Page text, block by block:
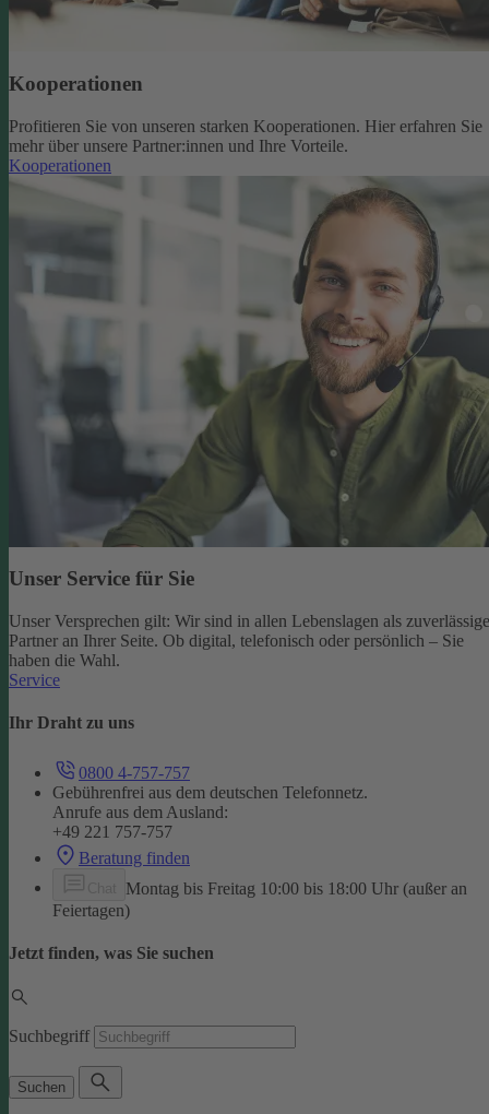
Kooperationen
Profitieren Sie von unseren starken Kooperationen. Hier erfahren Sie
mehr über unsere Partner:innen und Ihre Vorteile.
Kooperationen
Unser Service für Sie
Unser Versprechen gilt: Wir sind in allen Lebenslagen als
Partner an Ihrer Seite. Ob digital, telefonisch oder persönlich – Sie
haben die Wahl.
Service
Ihr Draht zu uns
0800 4-757-757
Gebührenfrei aus dem deutschen Telefonnetz.
Anrufe aus dem Ausland:
+49 221 757-757
Beratung finden
Montag bis Freitag 10:00 bis 18:00 Uhr (außer an
Feiertagen)
Jetzt finden, was Sie suchen
Suchbegriff
Suchen